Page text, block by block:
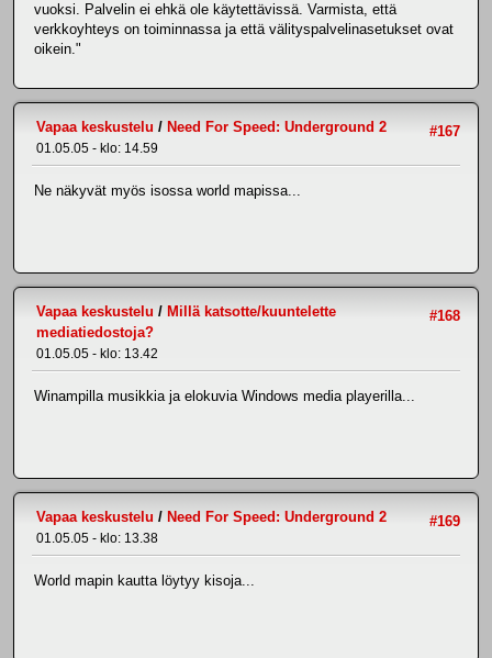
vuoksi. Palvelin ei ehkä ole käytettävissä. Varmista, että
verkkoyhteys on toiminnassa ja että välityspalvelinasetukset ovat
oikein."
#167
Vapaa keskustelu / Need For Speed: Underground 2
01.05.05 - klo: 14.59
Ne näkyvät myös isossa world mapissa...
#168
Vapaa keskustelu / Millä katsotte/kuuntelette
mediatiedostoja?
01.05.05 - klo: 13.42
Winampilla musikkia ja elokuvia Windows media playerilla...
#169
Vapaa keskustelu / Need For Speed: Underground 2
01.05.05 - klo: 13.38
World mapin kautta löytyy kisoja...